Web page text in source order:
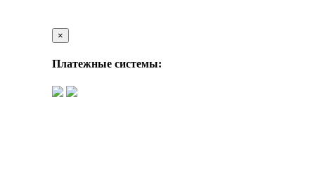
×
Платежные системы: